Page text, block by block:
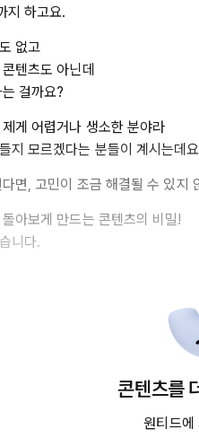
지 하고요.
없고
텐츠도 아닌데
걸까요?
게 어렵거나 생소한 분야라
지 모르겠다는 분들이 계시는데
면, 고민이 조금 해결될 수 있지
아보게 만드는 콘텐츠의 비밀!
니다.
콘텐츠를
원티드에